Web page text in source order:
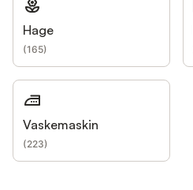
Hage
(165)
Vaskemaskin
(223)